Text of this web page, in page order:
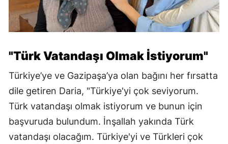
"Türk Vatandaşı Olmak İstiyorum"
Türkiye’ye ve Gazipaşa’ya olan bağını her fırsatta
dile getiren Daria, "Türkiye'yi çok seviyorum.
Türk vatandaşı olmak istiyorum ve bunun için
başvuruda bulundum. İnşallah yakında Türk
vatandaşı olacağım. Türkiye'yi ve Türkleri çok